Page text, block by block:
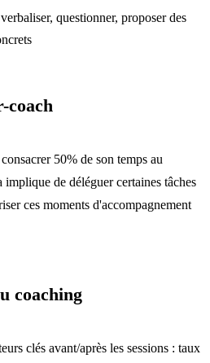
questionner, proposer des
coach
50% de son temps au
de déléguer certaines tâches
ces moments d'accompagnement
coaching
clés avant/après les sessions : taux